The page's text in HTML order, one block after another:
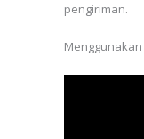
pengiriman.